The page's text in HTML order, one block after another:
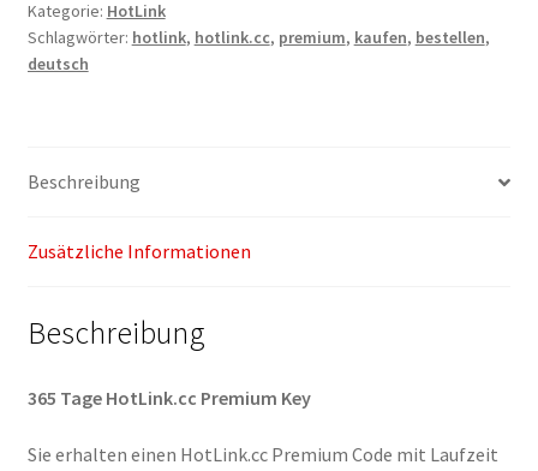
Premium
Key
Menge
Kategorie: HotLink
Schlagwörter: hotlink, hotlink.cc, premium, kaufen, bestellen,
deutsch
Beschreibung
Zusätzliche Informationen
Beschreibung
365 Tage HotLink.cc Premium Key
Sie erhalten einen HotLink.cc Premium Code mit Laufzeit